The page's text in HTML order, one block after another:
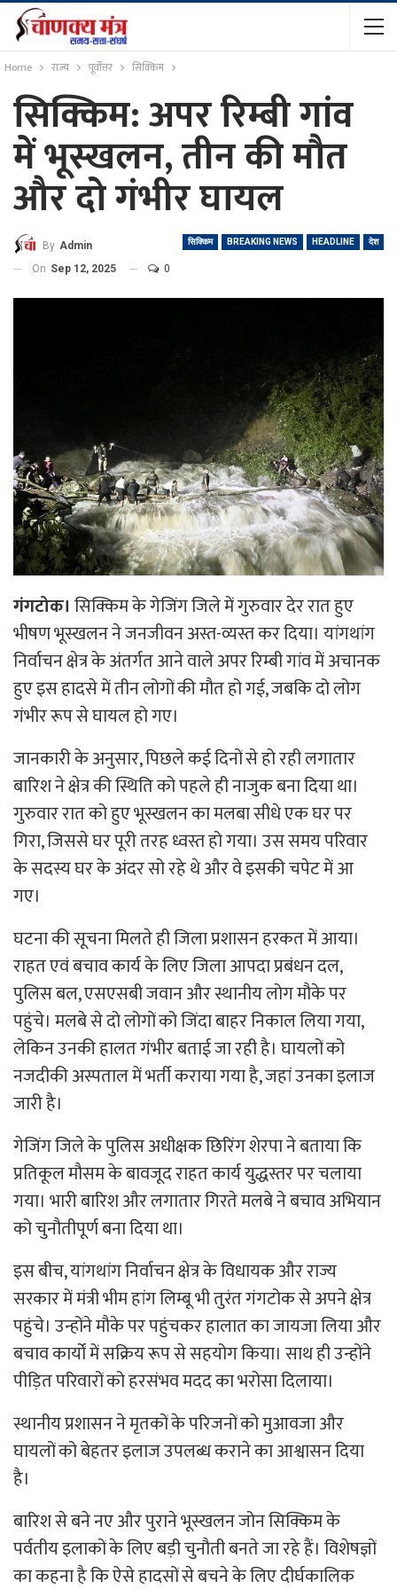
Home राज्य पूर्वोत्तर सिक्किम
सिक्किम: अपर रिम्बी गांव
में भूस्खलन, तीन की मौत
और दो गंभीर घायल
सिक्किम BREAKING NEWS HEADLINE देश
By Admin
On Sep 12, 2025 0
गंगटोक। सिक्किम के गेजिंग जिले में गुरुवार देर रात हुए
भीषण भूस्खलन ने जनजीवन अस्त-व्यस्त कर दिया। यांगथांग
निर्वाचन क्षेत्र के अंतर्गत आने वाले अपर रिम्बी गांव में अचानक
हुए इस हादसे में तीन लोगों की मौत हो गई, जबकि दो लोग
गंभीर रूप से घायल हो गए।
जानकारी के अनुसार, पिछले कई दिनों से हो रही लगातार
बारिश ने क्षेत्र की स्थिति को पहले ही नाजुक बना दिया था।
गुरुवार रात को हुए भूस्खलन का मलबा सीधे एक घर पर
गिरा, जिससे घर पूरी तरह ध्वस्त हो गया। उस समय परिवार
के सदस्य घर के अंदर सो रहे थे और वे इसकी चपेट में आ
गए।
घटना की सूचना मिलते ही जिला प्रशासन हरकत में आया।
राहत एवं बचाव कार्य के लिए जिला आपदा प्रबंधन दल,
पुलिस बल, एसएसबी जवान और स्थानीय लोग मौके पर
पहुंचे। मलबे से दो लोगों को जिंदा बाहर निकाल लिया गया,
लेकिन उनकी हालत गंभीर बताई जा रही है। घायलों को
नजदीकी अस्पताल में भर्ती कराया गया है, जहां उनका इलाज
जारी है।
गेजिंग जिले के पुलिस अधीक्षक छिरिंग शेरपा ने बताया कि
प्रतिकूल मौसम के बावजूद राहत कार्य युद्धस्तर पर चलाया
गया। भारी बारिश और लगातार गिरते मलबे ने बचाव अभियान
को चुनौतीपूर्ण बना दिया था।
इस बीच, यांगथांग निर्वाचन क्षेत्र के विधायक और राज्य
सरकार में मंत्री भीम हांग लिम्बू भी तुरंत गंगटोक से अपने क्षेत्र
पहुंचे। उन्होंने मौके पर पहुंचकर हालात का जायजा लिया और
बचाव कार्यों में सक्रिय रूप से सहयोग किया। साथ ही उन्होंने
पीड़ित परिवारों को हरसंभव मदद का भरोसा दिलाया।
स्थानीय प्रशासन ने मृतकों के परिजनों को मुआवजा और
घायलों को बेहतर इलाज उपलब्ध कराने का आश्वासन दिया
है।
बारिश से बने नए और पुराने भूस्खलन जोन सिक्किम के
पर्वतीय इलाकों के लिए बड़ी चुनौती बनते जा रहे हैं। विशेषज्ञों
का कहना है कि ऐसे हादसों से बचने के लिए दीर्घकालिक